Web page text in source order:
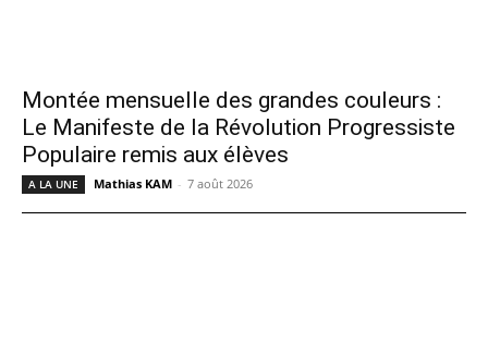
Montée mensuelle des grandes couleurs :
Le Manifeste de la Révolution Progressiste
Populaire remis aux élèves
A LA UNE Mathias KAM - 7 août 2026